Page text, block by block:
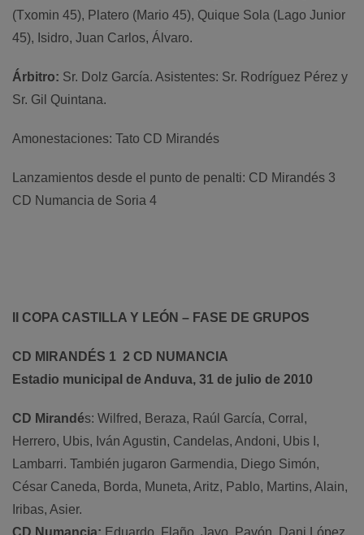
(Txomin 45), Platero (Mario 45), Quique Sola (Lago Junior
45), Isidro, Juan Carlos, Álvaro.
Árbitro: Sr. Dolz García. Asistentes: Sr. Rodríguez Pérez y
Sr. Gil Quintana.
Amonestaciones: Tato CD Mirandés
Lanzamientos desde el punto de penalti: CD Mirandés 3 
CD Numancia de Soria 4
II COPA CASTILLA Y LEÓN – FASE DE GRUPOS
CD MIRANDÉS 1  2 CD NUMANCIA
Estadio municipal de Anduva, 31 de julio de 2010
CD Mirandés: Wilfred, Beraza, Raúl García, Corral,
Herrero, Ubis, Iván Agustin, Candelas, Andoni, Ubis I,
Lambarri. También jugaron Garmendia, Diego Simón,
César Caneda, Borda, Muneta, Aritz, Pablo, Martins, Alain,
Iribas, Asier.
CD Numancia: Eduardo, Flaño, Jayo, Pavón, Dani López,